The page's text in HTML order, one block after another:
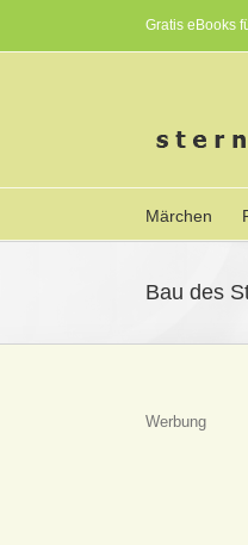
Gratis eBooks
Märchen
Bau des
Werbung